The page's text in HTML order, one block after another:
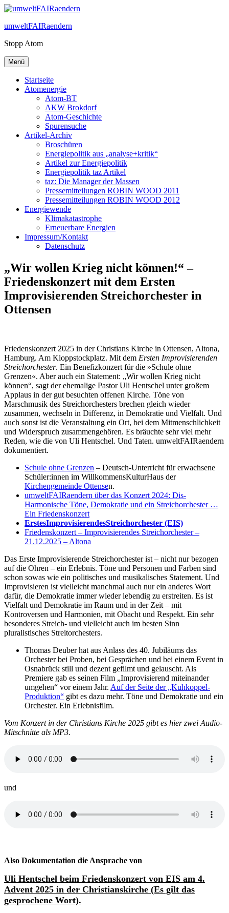
Zum
springen
umweltFAIRaendern
Stopp Atom
Menü
Startseite
Atomenergie
Atom-BT
AKW Brokdorf
Atom-Geschichte
Spurensuche
Artikel-Archiv
Broschüren
Energiepolitik aus „analyse+kritik“
Artikel zur Energiepolitik
Energiepolitik taz Artikel
taz: Die Manager der Massen
Pressemitteilungen ROBIN WOOD 2011
Pressemitteilungen ROBIN WOOD 2012
Energiewende
Klimakatastrophe
Erneuerbare Energien
Impressum/Kontakt
Datenschutz
„Wir wollen Krieg nicht können!“ –
Friedenskonzert mit dem Ersten
Improvisierenden Streichorchester in
Ottensen
Friedenskonzert 2025 in der Christians Kirche in Ottensen, Altona,
Hamburg. Am Kloppstockplatz. Mit dem Ersten Improvisierenden
Streichorchester. Ein Benefizkonzert für die »Schule ohne
Grenzen«. Aber auch ein Statement: „Wir wollen Krieg nicht
können“, sagt der ehemalige Pastor Uli Hentschel unter großem
Applaus in der gut besuchten offenen Kirche. Töne von
Marschmusik des Streichorchesters brechen gleich wieder
zusammen, wechseln in Differenz, in Demokratie und Vielfalt. Und
auch sonst ist die Veranstaltung ein Ort, bei dem Mitmenschlichkeit
und Widerspruch zusammengehören. Es bräuchte sehr viel mehr
Reden, wie die von Uli Hentschel. Und Taten. umweltFAIRaendern
dokumentiert.
Schule ohne Grenzen – Deutsch-Unterricht für erwachsene
Schüler:innen im WillkommensKulturHaus der
Kirchengemeinde Ottensen.
umweltFAIRaendern über das Konzert 2024: Dis-
Harmonische Töne, Demokratie und ein Streichorchester …
Ein Friedenskonzert
ErstesImprovisierendesStreichorchester (EIS)
Friedenskonzert – Improvisierendes Streichorchester –
21.12.2025 – Altona
Das Erste Improvisierende Streichorchester ist – nicht nur bezogen
auf die Ohren – ein Erlebnis. Töne und Personen und Farben sind
schon sowas wie ein politisches und musikalisches Statement. Und
Improvisieren ist vielleicht manchmal auch nur ein anderes Wort
dafür, die Demokratie immer wieder lebendig zu erstreiten. Es ist
Vielfalt und Demokratie im Raum und in der Zeit – mit
Kontroversen und Harmonien, mit Obacht und Respekt. Ein sehr
besonderes Streich- und vielleicht auch im besten Sinn
pluralistisches Streitorchesters.
Thomas Deuber hat aus Anlass des 40. Jubiläums das
Orchester bei Proben, bei Gesprächen und bei einem Event in
Osnabrück still und dezent gefilmt und gelauscht. Als
Premiere gab es seinen Film „Improvisierend miteinander
umgehen“ vor einem Jahr. Auf der Seite der „Kuhkoppel-
Produktion“ gibt es dazu mehr. Töne und Demokratie und ein
Orchester. Ein Erlebnisfilm.
Vom Konzert in der Christians Kirche 2025 gibt es hier zwei Audio-
Mitschnitte als MP3.
und
Also Dokumentation die Ansprache von
Uli Hentschel beim Friedenskonzert von EIS am 4.
Advent 2025 in der Christianskirche (Es gilt das
gesprochene Wort).